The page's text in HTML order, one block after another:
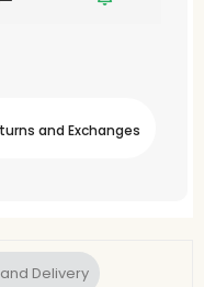
and Exchanges
Delivery